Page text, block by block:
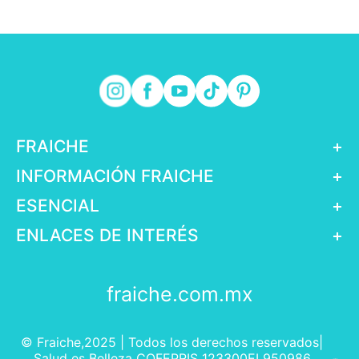
FRAICHE
+
INFORMACIÓN FRAICHE
+
ESENCIAL
+
ENLACES DE INTERÉS
+
fraiche.com.mx
© Fraiche,2025 | Todos los derechos reservados|